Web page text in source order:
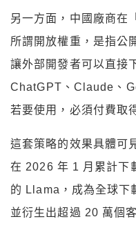
另一方面，中國廠商在
所謂開放權重，是指公
讓外部開發者可以直接
ChatGPT、Claude、
若要使用，必須付費取
這套策略的效果具體可
在 2026 年 1 月累計下
的 Llama，成為全球下
並衍生出超過 20 萬個